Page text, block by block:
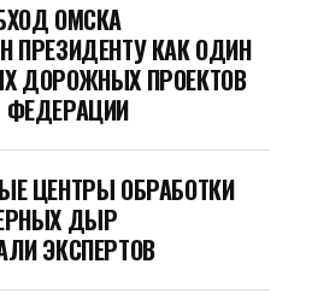
ОМСКА
ПРЕЗИДЕНТУ КАК ОДИН
ДОРОЖНЫХ ПРОЕКТОВ
ФЕДЕРАЦИИ
ЦЕНТРЫ ОБРАБОТКИ
ДЫР
ЭКСПЕРТОВ